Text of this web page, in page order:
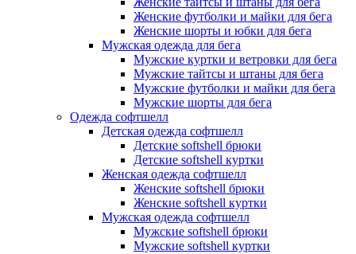
Женские футболки и майки для бега
Женские шорты и юбки для бега
Мужская одежда для бега
Мужские куртки и ветровки для бега
Мужские тайтсы и штаны для бега
Мужские футболки и майки для бега
Мужские шорты для бега
Одежда софтшелл
Детская одежда софтшелл
Детские softshell брюки
Детские softshell куртки
Женская одежда софтшелл
Женские softshell брюки
Женские softshell куртки
Мужская одежда софтшелл
Мужские softshell брюки
Мужские softshell куртки